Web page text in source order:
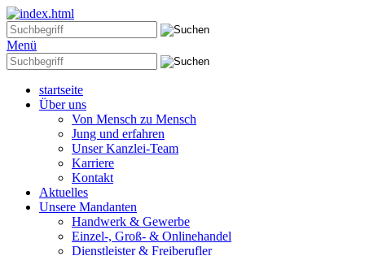
Menü
startseite
Über uns
Von Mensch zu Mensch
Jung und erfahren
Unser Kanzlei-Team
Karriere
Kontakt
Aktuelles
Unsere Mandanten
Handwerk & Gewerbe
Einzel-, Groß- & Onlinehandel
Dienstleister & Freiberufler